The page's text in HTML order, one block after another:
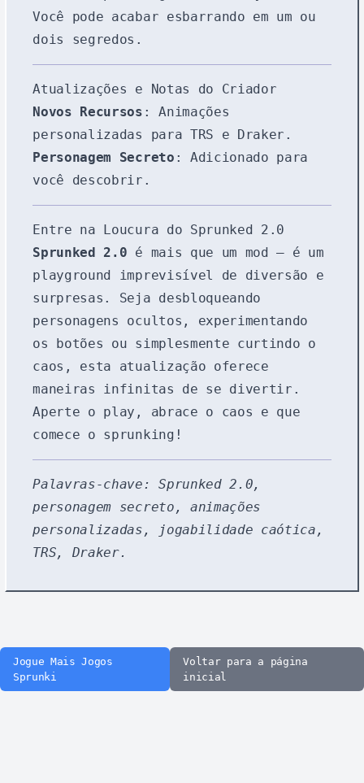
Você pode acabar esbarrando em um ou
dois segredos.
Atualizações e Notas do Criador
Novos Recursos : Animações
personalizadas para TRS e Draker.
Personagem Secreto : Adicionado para
você descobrir.
Entre na Loucura do Sprunked 2.0
Sprunked 2.0 é mais que um mod — é um
playground imprevisível de diversão e
surpresas. Seja desbloqueando
personagens ocultos, experimentando
os botões ou simplesmente curtindo o
caos, esta atualização oferece
maneiras infinitas de se divertir.
Aperte o play, abrace o caos e que
comece o sprunking!
Palavras-chave: Sprunked 2.0,
personagem secreto, animações
personalizadas, jogabilidade caótica,
TRS, Draker.
Jogue Mais Jogos
Sprunki
Voltar para a página
inicial